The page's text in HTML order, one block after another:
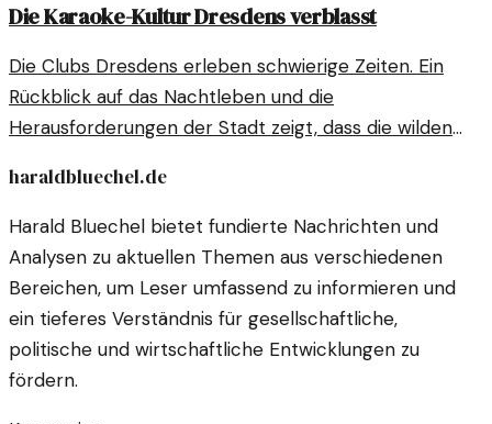
Die Karaoke-Kultur Dresdens verblasst
Die Clubs Dresdens erleben schwierige Zeiten. Ein
Rückblick auf das Nachtleben und die
Herausforderungen der Stadt zeigt, dass die wilden
haraldbluechel.de
Harald Bluechel bietet fundierte Nachrichten und
Analysen zu aktuellen Themen aus verschiedenen
Bereichen, um Leser umfassend zu informieren und
ein tieferes Verständnis für gesellschaftliche,
politische und wirtschaftliche Entwicklungen zu
fördern.